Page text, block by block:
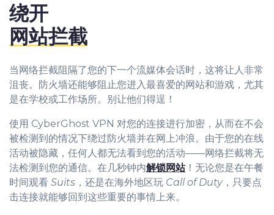
绕开
网站拦截
当网络拦截阻隔了您的下一个流媒体会话时，这将让人非常
沮丧。防火墙还能够阻止您进入最喜爱的网站和游戏，尤其
是在学校或工作场所。别让他们得逞！
使用 CyberGhost VPN 对您的连接进行加密，从而在不会
被检测到的情况下绕过防火墙并在网上冲浪。由于您的在线
活动被隐藏，任何人都无法看到您的活动——网络拦截将无
法检测到您的通信。在几秒钟内解锁网站！无论您是在午餐
时间观看 Suits ，还是在海外地区玩 Call of Duty，只要点
击连接就能够回到这些重要的事情上来。